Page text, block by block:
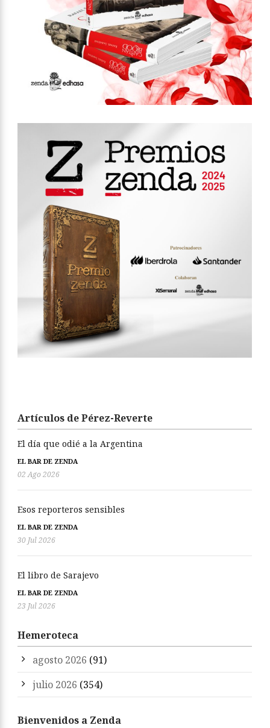
Artículos de Pérez-Reverte
El día que odié a la Argentina
EL BAR DE ZENDA
02 Ago 2026
Esos reporteros sensibles
EL BAR DE ZENDA
30 Jul 2026
El libro de Sarajevo
EL BAR DE ZENDA
23 Jul 2026
Hemeroteca
agosto 2026 (91)
julio 2026 (354)
Bienvenidos a Zenda